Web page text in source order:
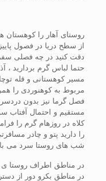
روستای آهار را کوهستان
از سطح دریا در فصول
دقت کنید در چه فصلی
حتما لباس گرم بردارید ،
مسیر کوهستانی و قله
مربوط به کوهنوردی را
فصل گرما نیز بدون
مستقیم و احتمال آفتاب
کلاه در روزهام گرم را
را دارید پتو و چادر
شب های روستا سرد می
در مناطق اطراف روستا
در مناطق بکرو دور از